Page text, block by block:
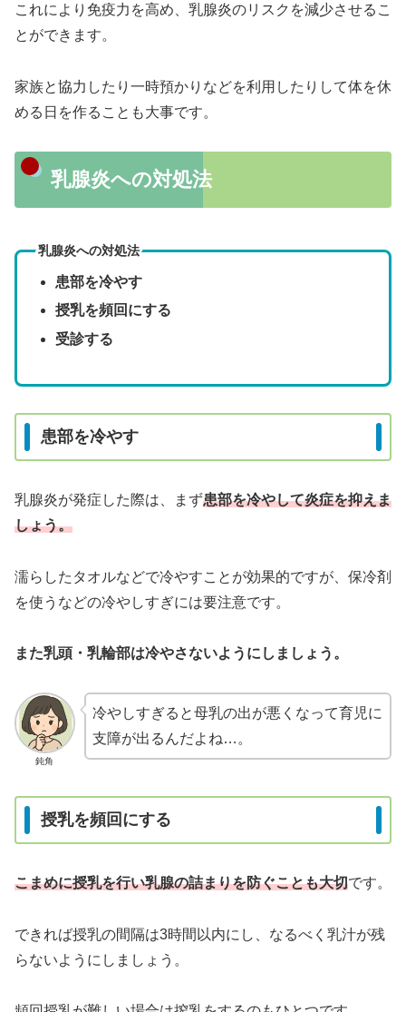
これにより免疫力を高め、乳腺炎のリスクを減少させるこ
とができます。
家族と協力したり一時預かりなどを利用したりして体を休
める日を作ることも大事です。
乳腺炎への対処法
乳腺炎への対処法
患部を冷やす
授乳を頻回にする
受診する
患部を冷やす
乳腺炎が発症した際は、まず患部を冷やして炎症を抑えま
しょう。
濡らしたタオルなどで冷やすことが効果的ですが、保冷剤
を使うなどの冷やしすぎには要注意です。
また乳頭・乳輪部は冷やさないようにしましょう。
鈍角
冷やしすぎると母乳の出が悪くなって育児に
支障が出るんだよね…。
授乳を頻回にする
こまめに授乳を行い乳腺の詰まりを防ぐことも大切です。
できれば授乳の間隔は3時間以内にし、なるべく乳汁が残
らないようにしましょう。